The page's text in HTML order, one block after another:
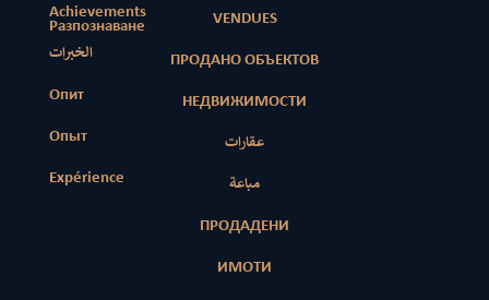
Разпознаване
Achievements
الخبرات
Опит
Опыт
Expérience
VENDUES
ПРОДАНО ОБЪЕКТОВ
НЕДВИЖИМОСТИ
عقارات
مباعة
ПРОДАДЕНИ
ИМОТИ